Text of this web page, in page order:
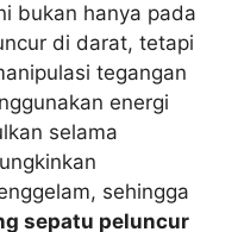
bukan hanya pada
di darat, tetapi
tegangan
energi
selama
sehingga
sepatu peluncur